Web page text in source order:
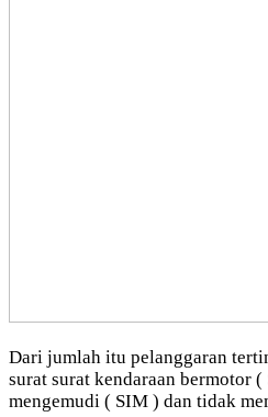
Dari jumlah itu pelanggaran
surat surat kendaraan bermotor
mengemudi ( SIM ) dan tidak